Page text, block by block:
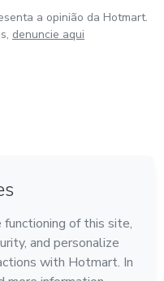
a opinião da Hotmart.
denuncie aqui